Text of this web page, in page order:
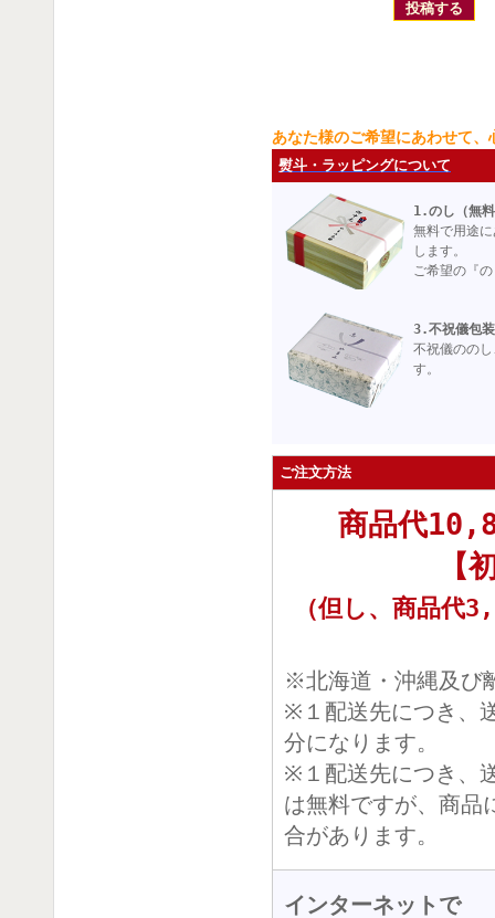
あなた様のご希望にあわせて
熨斗・ラッピングについて
1.のし（無
無料で用途
します。
ご希望の『
3.不祝儀包
不祝儀のの
す。
ご注文方法
商品代
【
（但し、商品代
※北海道・沖縄及び
※１配送先につき、
分になります。
※１配送先につき、
は無料ですが、商品
合があります。
インターネットで